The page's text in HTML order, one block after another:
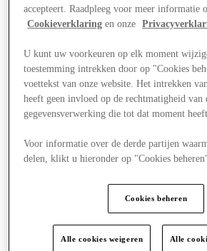
Aanbiedingen
accepteert. Raadpleeg voor meer informatie
Cookieverklaring en onze
U kunt uw voorkeuren op elk moment
toestemming intrekken door op "Cookies
voettekst van onze website. Het intrekken
heeft geen invloed op de rechtmatigheid van
gegevensverwerking die tot dat moment heeft
Voor informatie over de derde partijen
delen, klikt u hieronder op "Cookies
Cookies beheren
Alle cookies weigeren Alle